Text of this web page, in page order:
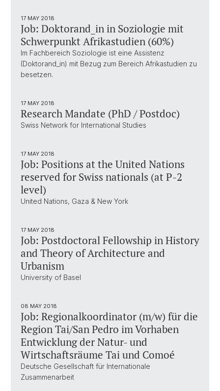
17 MAY 2018
Job: Doktorand_in in Soziologie mit
Schwerpunkt Afrikastudien (60%)
Im Fachbereich Soziologie ist eine Assistenz
(Doktorand_in) mit Bezug zum Bereich Afrikastudien zu
besetzen.
17 MAY 2018
Research Mandate (PhD / Postdoc)
Swiss Network for International Studies
17 MAY 2018
Job: Positions at the United Nations
reserved for Swiss nationals (at P-2
level)
United Nations, Gaza & New York
17 MAY 2018
Job: Postdoctoral Fellowship in History
and Theory of Architecture and
Urbanism
University of Basel
08 MAY 2018
Job: Regionalkoordinator (m/w) für die
Region Tai/San Pedro im Vorhaben
Entwicklung der Natur- und
Wirtschaftsräume Tai und Comoé
Deutsche Gesellschaft für Internationale
Zusammenarbeit